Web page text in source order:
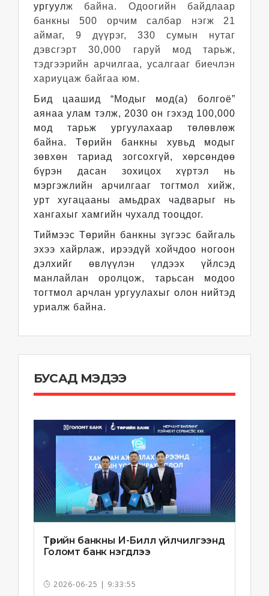
ургуулж байна. Одоогийн байдлаар
банкны 500 орчим салбар нэгж 21
аймаг, 9 дүүрэг, 330 сумын нутаг
дэвсгэрт 30,000 гаруй мод тарьж,
тэдгээрийн арчилгаа, усалгааг биечлэн
хариуцаж байгаа юм.
Бид цаашид “Модыг мод(а) болгоё”
аянаа улам тэлж, 2030 он гэхэд 100,000
мод тарьж ургуулахаар төлөвлөж
байна. Төрийн банкны хувьд модыг
зөвхөн тариад зогсохгүй, хөрсөндөө
бүрэн дасан зохицох хүртэл нь
мэргэжлийн арчилгааг тогтмол хийж,
урт хугацааны амьдрах чадварыг нь
хангахыг хамгийн чухалд тооцдог.
Тиймээс Төрийн банкны зүгээс байгаль
эхээ хайрлаж, ирээдүй хойчдоо ногоон
дэлхийг өвлүүлэн үлдээх үйлсэд
манлайлан оролцож, тарьсан модоо
тогтмол арчлан ургуулахыг олон нийтэд
уриалж байна.
БУСАД МЭДЭЭ
Төрийн банкны И-Билл үйлчилгээнд
Голомт банк нэгдлээ
2026-06-25 | 9:33:55